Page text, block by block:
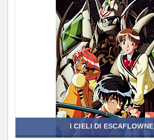
I CIELI DI ESCAFLOWNE